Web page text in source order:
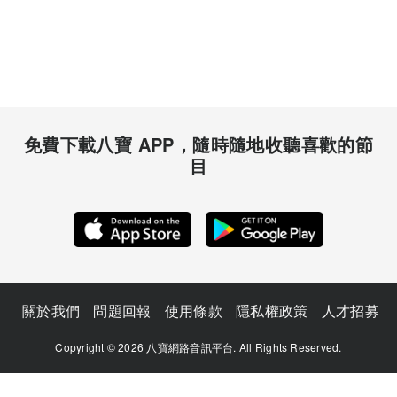
免費下載八寶 APP，隨時隨地收聽喜歡的節
目
關於我們 問題回報 使用條款 隱私權政策 人才招募
Copyright © 2026 八寶網路音訊平台. All Rights Reserved.